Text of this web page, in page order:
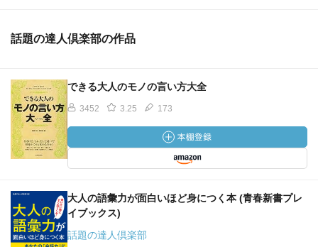
話題の達人倶楽部の作品
できる大人のモノの言い方大全
3452 3.25 173
大人の語彙力が面白いほど身につく本 (青春新書プレ
イブックス)
話題の達人倶楽部